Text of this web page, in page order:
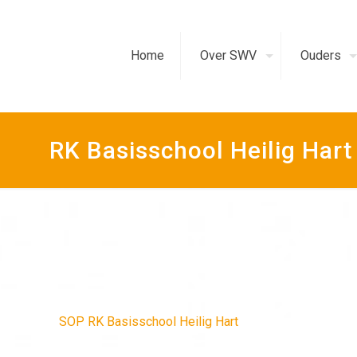
Home Over SWV Ouders
RK Basisschool Heilig Hart
SOP RK Basisschool Heilig Hart